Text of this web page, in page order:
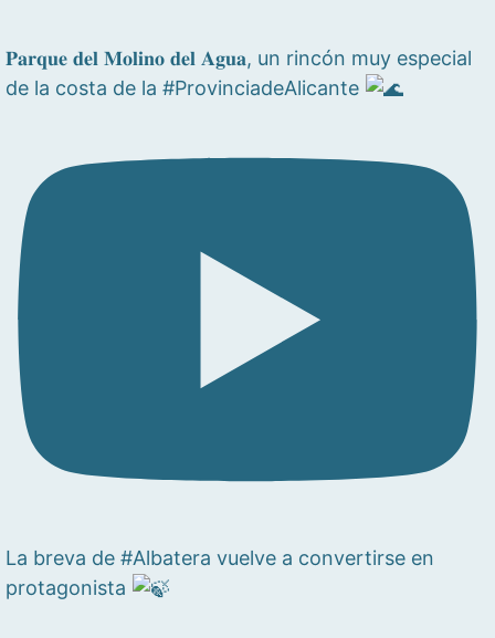
𝐏𝐚𝐫𝐪𝐮𝐞 𝐝𝐞𝐥 𝐌𝐨𝐥𝐢𝐧𝐨 𝐝𝐞𝐥 𝐀𝐠𝐮𝐚, un rincón muy especial
de la costa de la #ProvinciadeAlicante
La breva de #Albatera vuelve a convertirse en
protagonista